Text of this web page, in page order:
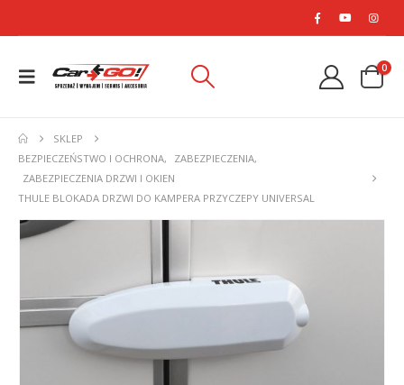
0
SKLEP
BEZPIECZEŃSTWO I OCHRONA, ZABEZPIECZENIA,
ZABEZPIECZENIA DRZWI I OKIEN
THULE BLOKADA DRZWI DO KAMPERA PRZYCZEPY UNIVERSAL